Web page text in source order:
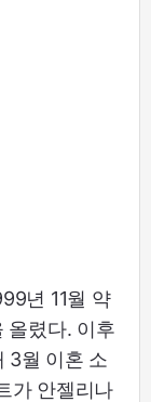
년 11월 약
올렸다. 이후
3월 이혼 소
가 안젤리나